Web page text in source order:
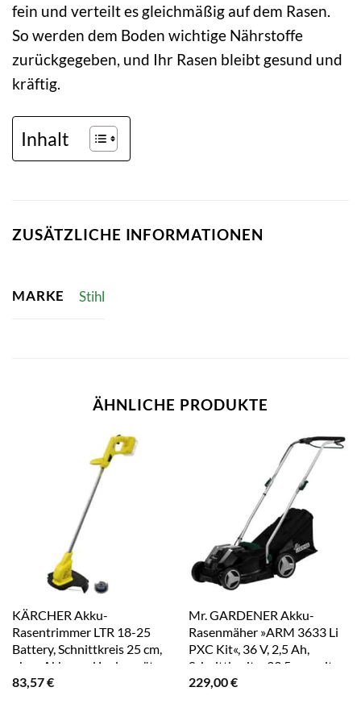
fein und verteilt es gleichmäßig auf dem Rasen.
So werden dem Boden wichtige Nährstoffe
zurückgegeben, und Ihr Rasen bleibt gesund und
kräftig.
Inhalt
ZUSÄTZLICHE INFORMATIONEN
MARKE Stihl
ÄHNLICHE PRODUKTE
KÄRCHER Akku-
Rasentrimmer LTR 18-25
Battery, Schnittkreis 25 cm,
ohne Akku und Ladegerät
83,57€
Mr. GARDENER Akku-
Rasenmäher »ARM 3633 Li
PXC Kit«, 36 V, 2,5 Ah,
Schnittbreite: 33,5 cm, mit
Akku
229,00€